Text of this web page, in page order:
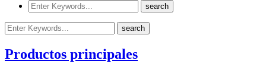
Productos principales